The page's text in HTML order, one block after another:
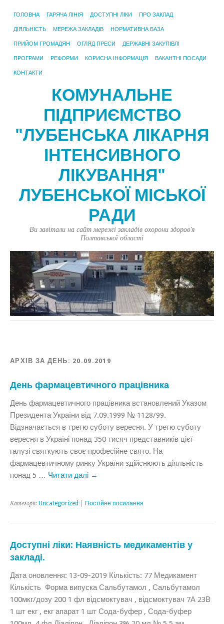
ГОЛОВНА ГАРЯЧА ЛІНІЯ ДОСТУПНІ ЛІКИ ПРО ЗАКЛАД
ДІЯЛЬНІСТЬ МЕРЕЖА ЗАКЛАДІВ НОРМАТИВНА БАЗА
ПРИЙОМ ГРОМАДЯН ОГЛЯД ПРЕСИ ДЕРЖАВНІ ЗАКУПІВЛІ
ПРОГРАМИ РЕФОРМИ КОРИСНА ІНФОРМАЦІЯ ВАКАНТНІ ПОСАДИ
КОНТАКТИ
КОМУНАЛЬНЕ
ПІДПРИЄМСТВО
"ЛУБЕНСЬКА ЛІКАРНЯ
ІНТЕНСИВНОГО
ЛІКУВАННЯ"
ЛУБЕНСЬКОЇ МІСЬКОЇ
РАДИ
Ви завітали на сайт мережі закладів охорони здоров'я
Полтавської області
АРХІВ ЗА ДЕНЬ: 20.09.2019
День фармацевтичного працівника
День фармацевтичного працівника встановлений Указом
Президента України від 7.09.1999 № 1128/99.
Відзначається в третю суботу вересня. У третю суботу
вересня в Україні понад 350 тисяч представників цієї
галузі святкують своє професійне свято. На
фармацевтичному ринку України здійснюють діяльність
понад 5 … Читати далі →
Категорії: Uncategorized Постійне посилання
Доступні ліки: Наявність медикаментів у
закладі.
Дата оновлення: 13-09-2019 Кількість: 77 Медикамент
Кількість Форма випуска Сальбутамол , Сальбутамол
100мкг/дозу 200 1 фл відсмоктувач , відсмоктувач 7А 23В
1 шт екг , екг апарат 1 шт Сода-буфер , Сода-буфер